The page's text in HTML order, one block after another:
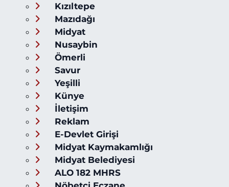
Kızıltepe
Mazıdağı
Midyat
Nusaybin
Ömerli
Savur
Yeşilli
Künye
İletişim
Reklam
E-Devlet Girişi
Midyat Kaymakamlığı
Midyat Belediyesi
ALO 182 MHRS